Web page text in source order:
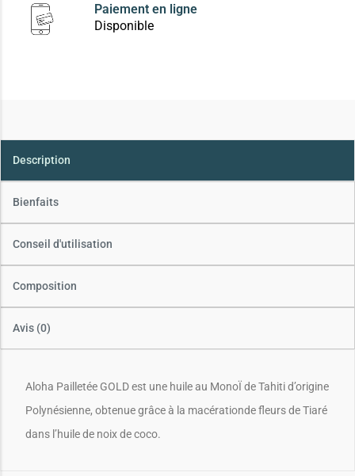
Paiement en ligne
Disponible
Composition
Conseil d'utilisation
Bienfaits
Description
Avis (0)
Aloha Pailletée GOLD est une huile au MonoÏ de Tahiti d’origine
Polynésienne, obtenue grâce à la macérationde fleurs de Tiaré
dans l’huile de noix de coco.